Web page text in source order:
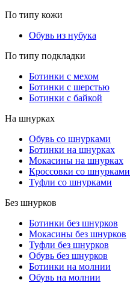
По типу кожи
Обувь из нубука
По типу подкладки
Ботинки с мехом
Ботинки с шерстью
Ботинки с байкой
На шнурках
Обувь со шнурками
Ботинки на шнурках
Мокасины на шнурках
Кроссовки со шнурками
Туфли со шнурками
Без шнурков
Ботинки без шнурков
Мокасины без шнурков
Туфли без шнурков
Обувь без шнурков
Ботинки на молнии
Обувь на молнии